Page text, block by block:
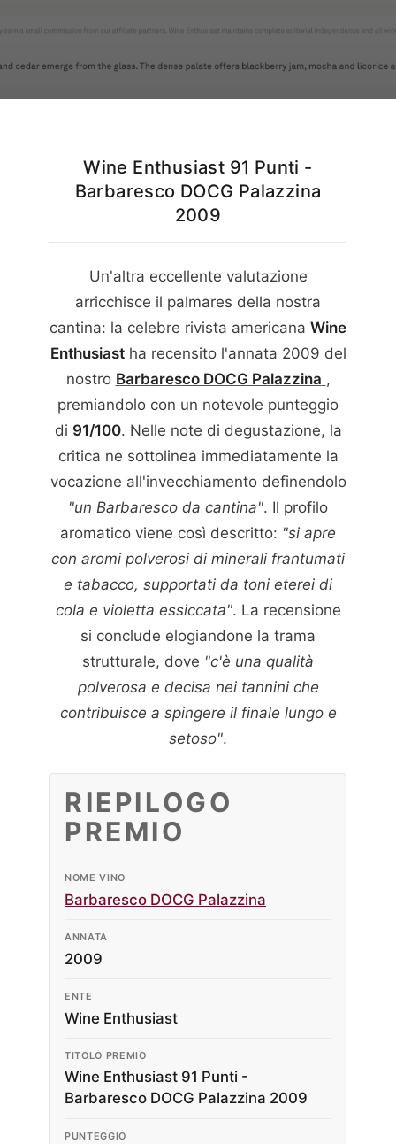
Wine Enthusiast 91 Punti -
Barbaresco DOCG Palazzina
2009
Un'altra eccellente valutazione
arricchisce il palmares della nostra
cantina: la celebre rivista americana Wine
Enthusiastha recensito l'annata 2009 del
nostro Barbaresco DOCG Palazzina ,
premiandolo con un notevole punteggio
di 91/100. Nelle note di degustazione, la
critica ne sottolinea immediatamente la
vocazione all'invecchiamento definendolo
"un Barbaresco da cantina". Il profilo
aromatico viene così descritto: "si apre
con aromi polverosi di minerali frantumati
e tabacco, supportati da toni eterei di
cola e violetta essiccata". La recensione
si conclude elogiandone la trama
strutturale, dove "c'è una qualità
polverosa e decisa nei tannini che
contribuisce a spingere il finale lungo e
setoso".
RIEPILOGO
PREMIO
NOME VINO
Barbaresco DOCG Palazzina
ANNATA
2009
ENTE
Wine Enthusiast
TITOLO PREMIO
Wine Enthusiast 91 Punti -
Barbaresco DOCG Palazzina 2009
PUNTEGGIO